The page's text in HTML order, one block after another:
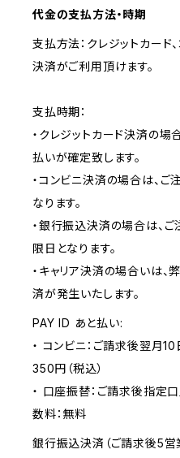
代金の支払方法・時期
支払方法：クレジットカード
決済がご利用頂けます。
支払時期：
・クレジットカード決済の
払いが確定致します。
・コンビニ決済の場合は、
なります。
・銀行振込決済の場合は、
限日となります。
・キャリア決済の場合いは、
済が発生いたします。
PAY ID あと払い:
・ コンビニ：ご請求後翌月
350円（税込）
・ 口座振替：ご請求後指定
数料：無料
銀行振込決済（ご請求後5営